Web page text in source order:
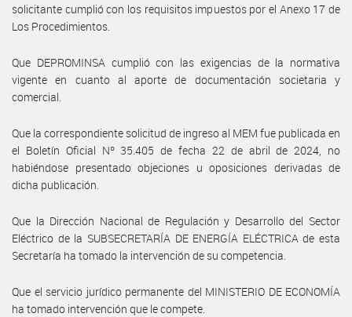
solicitante cumplió con los requisitos impuestos por el Anexo 17 de
Los Procedimientos.
Que DEPROMINSA cumplió con las exigencias de la normativa
vigente en cuanto al aporte de documentación societaria y
comercial.
Que la correspondiente solicitud de ingreso al MEM fue publicada en
el Boletín Oficial Nº 35.405 de fecha 22 de abril de 2024, no
habiéndose presentado objeciones u oposiciones derivadas de
dicha publicación.
Que la Dirección Nacional de Regulación y Desarrollo del Sector
Eléctrico de la SUBSECRETARÍA DE ENERGÍA ELÉCTRICA de esta
Secretaría ha tomado la intervención de su competencia.
Que el servicio jurídico permanente del MINISTERIO DE ECONOMÍA
ha tomado intervención que le compete.